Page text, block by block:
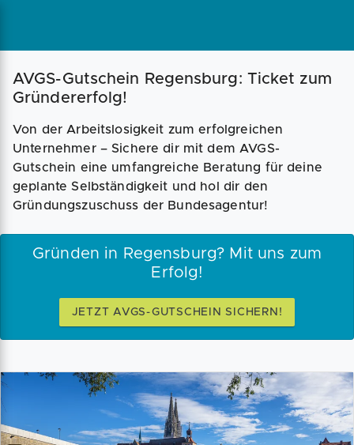
Magazin Businessplan Fördermittel
AVGS-Gutschein Regensburg: Ticket zum
Gründererfolg!
Von der Arbeitslosigkeit zum erfolgreichen
Unternehmer – Sichere dir mit dem AVGS-
Gutschein eine umfangreiche Beratung für deine
geplante Selbständigkeit und hol dir den
Gründungszuschuss der Bundesagentur!
Gründen in Regensburg? Mit uns zum
Erfolg!
JETZT AVGS-GUTSCHEIN SICHERN!